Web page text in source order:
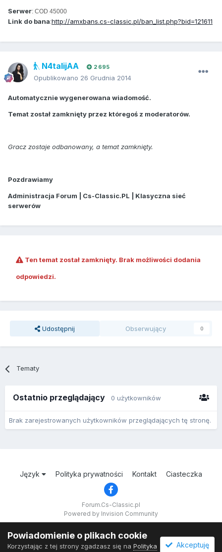
Serwer: COD 45000
Link do bana:http://amxbans.cs-classic.pl/ban_list.php?bid=121611
N4talijAA 2 695
Opublikowano 26 Grudnia 2014
Automatycznie wygenerowana wiadomość.
Temat został zamknięty przez któregoś z moderatorów.
Gracz zostaje odbanowany, a temat zamknięty.
Pozdrawiamy
Administracja Forum | Cs-Classic.PL | Klasyczna sieć
serwerów
Ten temat został zamknięty. Brak możliwości dodania
odpowiedzi.
Udostępnij Obserwujący 0
Tematy
Ostatnio przeglądający 0 użytkowników
Brak zarejestrowanych użytkowników przeglądających tę stronę.
Język Polityka prywatności Kontakt Ciasteczka
Forum.Cs-Classic.pl
Powered by Invision Community
Powiadomienie o plikach cookie
Korzystając z tej strony zgadzasz się na Polityka
Akceptuję